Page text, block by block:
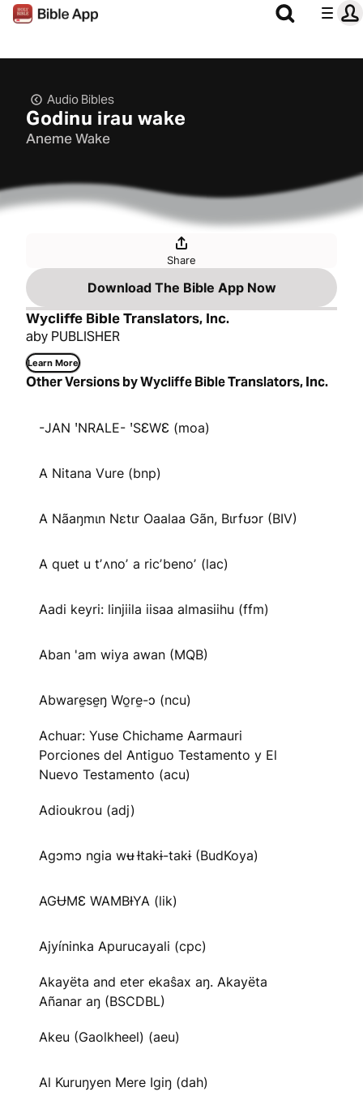
Audio Bibles
Godinu irau wake
Aneme Wake
Share
Download The Bible App Now
Wycliffe Bible Translators, Inc.
aby PUBLISHER
Learn More
Other Versions by Wycliffe Bible Translators, Inc.
-JAN ꞌNRALE- ꞌSƐWƐ (moa)
A Nitana Vure (bnp)
A Nãaŋmɩn Nɛtɩr Oaalaa Gãn, Bɩrfʊɔr (BIV)
A quet u tʼʌnoʼ a ricʼbenoʼ (lac)
Aadi keyri: linjiila iisaa almasiihu (ffm)
Aban 'am wiya awan (MQB)
Abware̱se̱ŋ Wo̱re̱-ɔ (ncu)
Achuar: Yuse Chichame Aarmauri
Porciones del Antiguo Testamento y El
Nuevo Testamento (acu)
Adioukrou (adj)
Agɔmɔ ngia wʉ Ɨtakɨ-takɨ (BudKoya)
AGɄMƐ WAMBƗYA (lik)
Ajyíninka Apurucayali (cpc)
Akayëta and eter ekaŝax aŋ. Akayëta
Añanar aŋ (BSCDBL)
Akeu (Gaolkheel) (aeu)
Al Kuruŋyen Mere Igiŋ (dah)